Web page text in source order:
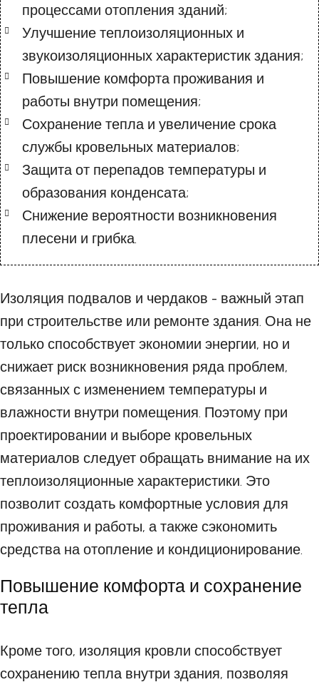
процессами отопления зданий;
Улучшение теплоизоляционных и
звукоизоляционных характеристик здания;
Повышение комфорта проживания и
работы внутри помещения;
Сохранение тепла и увеличение срока
службы кровельных материалов;
Защита от перепадов температуры и
образования конденсата;
Снижение вероятности возникновения
плесени и грибка.
Изоляция подвалов и чердаков - важный этап
при строительстве или ремонте здания. Она не
только способствует экономии энергии, но и
снижает риск возникновения ряда проблем,
связанных с изменением температуры и
влажности внутри помещения. Поэтому при
проектировании и выборе кровельных
материалов следует обращать внимание на их
теплоизоляционные характеристики. Это
позволит создать комфортные условия для
проживания и работы, а также сэкономить
средства на отопление и кондиционирование.
Повышение комфорта и сохранение
тепла
Кроме того, изоляция кровли способствует
сохранению тепла внутри здания, позволяя